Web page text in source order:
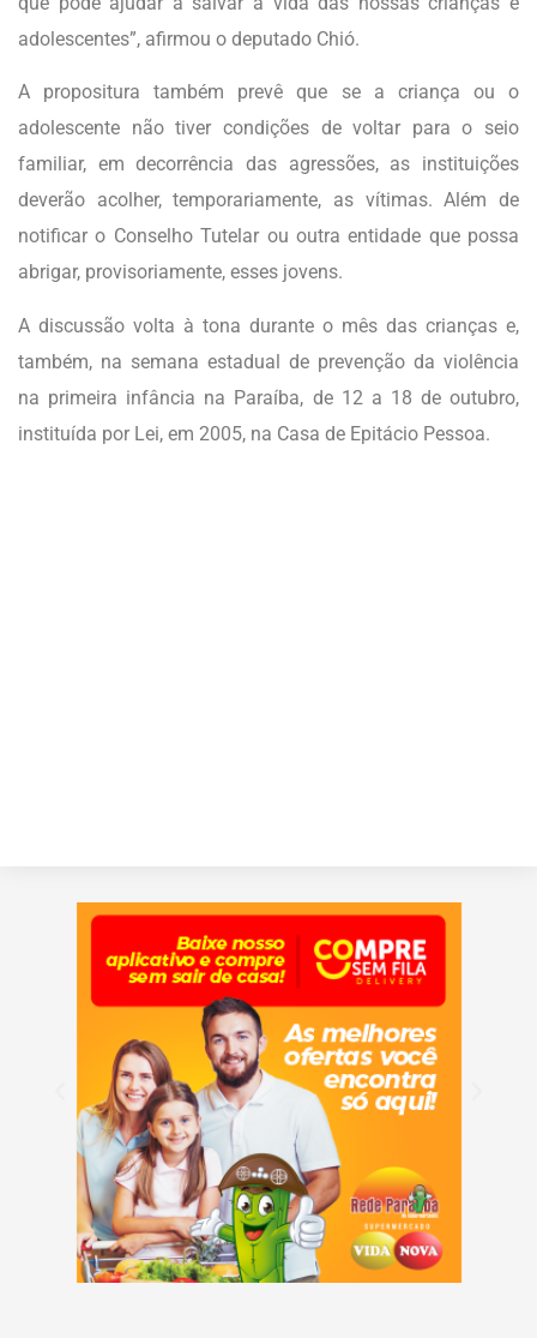
adolescentes”, afirmou o deputado Chió.
A propositura também prevê que se a criança ou o
adolescente não tiver condições de voltar para o seio
familiar, em decorrência das agressões, as instituições
deverão acolher, temporariamente, as vítimas. Além de
notificar o Conselho Tutelar ou outra entidade que possa
abrigar, provisoriamente, esses jovens.
A discussão volta à tona durante o mês das crianças e,
também, na semana estadual de prevenção da violência
na primeira infância na Paraíba, de 12 a 18 de outubro,
instituída por Lei, em 2005, na Casa de Epitácio Pessoa.